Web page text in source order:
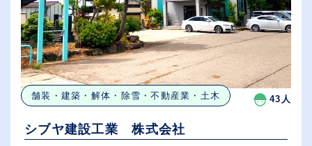
舗装・建築・解体・除雪・不動産業・土木 43人
シブヤ建設工業 株式会社